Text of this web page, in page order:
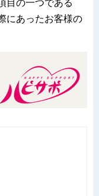
目の一つである
にあったお客様の